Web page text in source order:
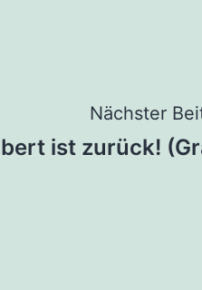
Nächster
ist zurück!